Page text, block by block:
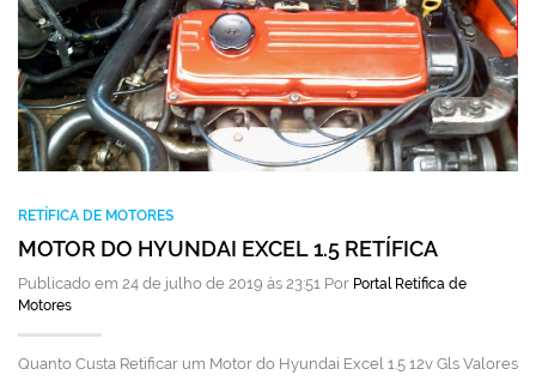
RETÍFICA DE MOTORES
MOTOR DO HYUNDAI EXCEL 1.5 RETÍFICA
Publicado em 24 de julho de 2019 às 23:51 Por Portal Retífica de
Motores
Quanto Custa Retificar um Motor do Hyundai Excel 1.5 12v Gls Valores